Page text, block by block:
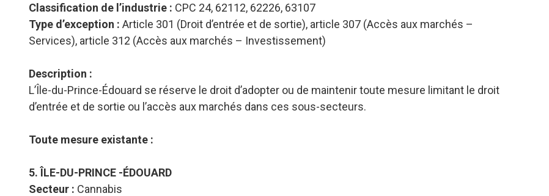
Classification de l’industrie : CPC 24, 62112, 62226, 63107
Type d’exception : Article 301 (Droit d’entrée et de sortie), article 307 (Accès aux marchés –
Services), article 312 (Accès aux marchés – Investissement)
Description :
L’Île-du-Prince-Édouard se réserve le droit d’adopter ou de maintenir toute mesure limitant le droit
d’entrée et de sortie ou l’accès aux marchés dans ces sous-secteurs.
Toute mesure existante :
5. ÎLE-DU-PRINCE -ÉDOUARD
Secteur : Cannabis